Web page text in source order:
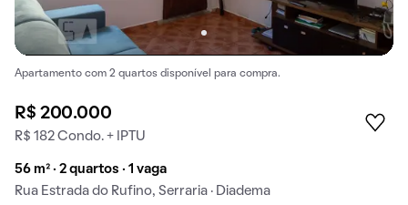
Apartamento com 2 quartos disponível para compra.
R$ 200.000
R$ 182 Condo. + IPTU
56 m² · 2 quartos · 1 vaga
Rua Estrada do Rufino, Serraria · Diadema